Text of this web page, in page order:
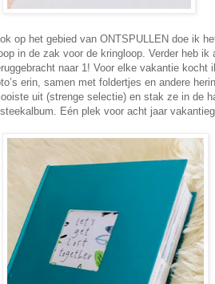
op het gebied van ONTSPULLEN doe ik
in de zak voor de kringloop. Verder heb ik
naar 1! Voor elke vakantie
erin, samen met foldertjes en andere
uit (strenge selectie) en stak ze in de
Eén plek voor acht jaar